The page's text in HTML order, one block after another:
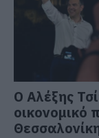
Ο Αλέξης
οικονομικό